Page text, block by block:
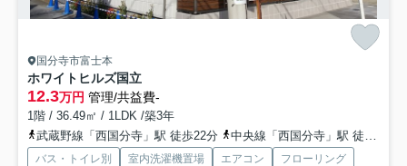
国分寺市富士本
ホワイトヒルズ国立
12.3万円 管理/共益費-
1階 / 36.49㎡ / 1LDK /築3年
武蔵野線「西国分寺」駅 徒歩22分
中央線「西国分寺」駅 徒歩22分
バス・トイレ別 室内洗濯機置場 エアコン
フローリング